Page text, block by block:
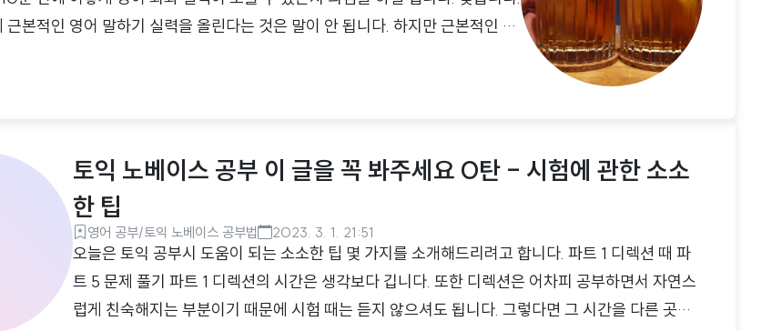
본적인 영어 말하기 실력을 올린다는 것은 말이 안 됩니다. 하지만 근본적인 실
지 영역이 있습..토익 노베이스 공부 이 글을 꼭 봐주세요 0탄 - 시험에 관한 소소
한 팁
영어 공부/토익 노베이스 공부법 2023. 3. 1. 21:51
오늘은 토익 공부시 도움이 되는 소소한 팁 몇 가지를 소개해드리려고 합니다. 파트 1 디렉션 때 파
트 5 문제 풀기 파트 1 디렉션의 시간은 생각보다 깁니다. 또한 디렉션은 어차피 공부하면서 자연스
럽게 친숙해지는 부분이기 때문에 시험 때는 듣지 않으셔도 됩니다. 그렇다면 그 시간을 다른 곳에